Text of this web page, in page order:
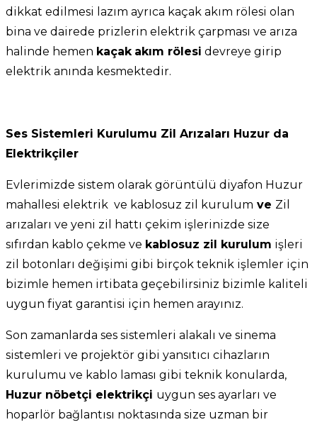
dikkat edilmesi lazım ayrıca kaçak akım rölesi olan
bina ve dairede prizlerin elektrik çarpması ve arıza
halinde hemen kaçak akım rölesi devreye girip
elektrik anında kesmektedir.
Ses Sistemleri Kurulumu Zil Arızaları Huzur da
Elektrikçiler
Evlerimizde sistem olarak görüntülü diyafon Huzur
mahallesi elektrik ve kablosuz zil kurulum ve Zil
arızaları ve yeni zil hattı çekim işlerinizde size
sıfırdan kablo çekme ve kablosuz zil kurulum işleri
zil botonları değişimi gibi birçok teknik işlemler için
bizimle hemen irtibata geçebilirsiniz bizimle kaliteli
uygun fiyat garantisi için hemen arayınız.
Son zamanlarda ses sistemleri alakalı ve sinema
sistemleri ve projektör gibi yansıtıcı cihazların
kurulumu ve kablo laması gibi teknik konularda,
Huzur nöbetçi elektrikçi uygun ses ayarları ve
hoparlör bağlantısı noktasında size uzman bir